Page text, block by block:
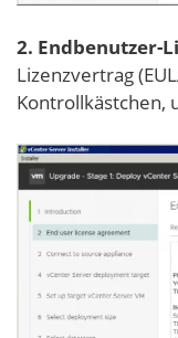
2. Endbenutzer-
Lizenzvertrag
Kontrollkästchen,